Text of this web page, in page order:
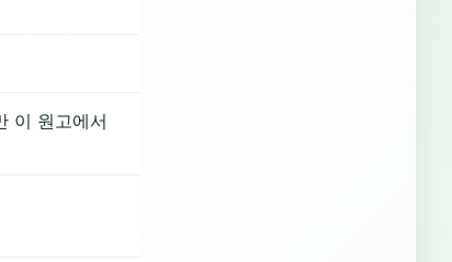
이 원고에서